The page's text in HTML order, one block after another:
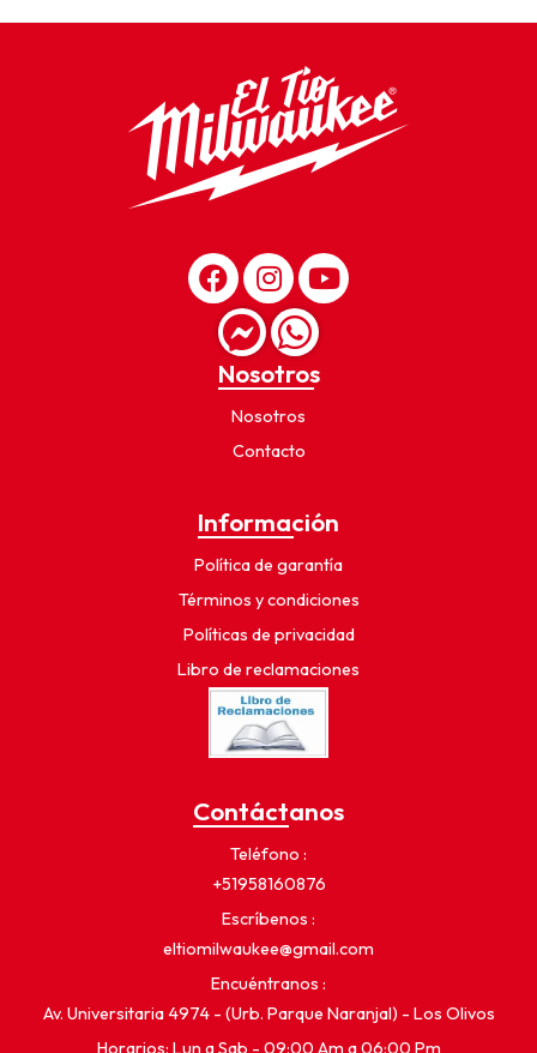
Nosotros
Nosotros
Contacto
Información
Política de garantía
Términos y condiciones
Políticas de privacidad
Libro de reclamaciones
Contáctanos
Teléfono
+51958160876
Escríbenos
eltiomilwaukee@gmail.com
Encuéntranos
Av. Universitaria 4974 - (Urb. Parque Naranjal) - Los Olivos
Horarios: Lun a Sab - 09:00 Am a 06:00 Pm